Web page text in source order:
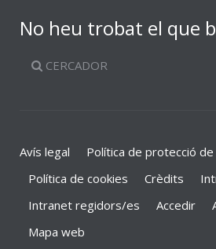
No heu trobat el que
CERCADOR
Avís legal
Política de protecció
Política de cookies
Crèdits
Intranet regidors/es
Accedir
Mapa web